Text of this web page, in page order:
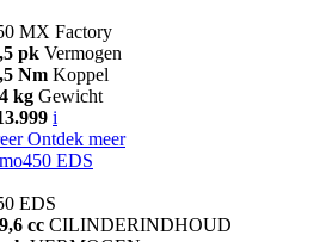
MX Factory
pk Vermogen
Nm Koppel
kg Gewicht
i
Ontdek meer
EDS
EDS
cc CILINDERINDHOUD